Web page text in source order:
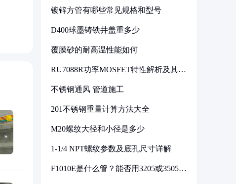
镀锌方管有哪些常见规格和型号
D400球墨铸铁井盖重多少
覆膜砂的耐高温性能如何
RU7088R功率MOSFET特性解析及其在
不锈钢通风 管道施工
201不锈钢重量计算方法大全
M20螺纹大径和小径是多少
1-1/4 NPT螺纹参数及底孔尺寸详解
F1010E是什么管？能否用3205或3505代